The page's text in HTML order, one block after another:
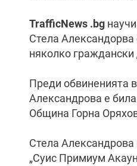
TrafficNews .bg
Стела
няколко граждански
Преди обвиненията
Александрова е
Община Горна
Стела
„Суис Примиум